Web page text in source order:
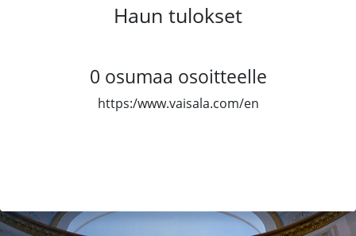
Haun tulokset
0 osumaa osoitteelle
https:/www.vaisala.com/en